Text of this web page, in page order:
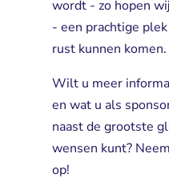
wordt - zo hopen
- een prachtige
rust kunnen komen.
Wilt u meer
en wat u als
naast de grootste
wensen kunt?
op!